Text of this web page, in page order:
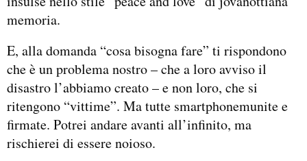
memoria.
E, alla domanda “cosa bisogna fare” ti rispondono
che è un problema nostro – che a loro avviso il
disastro l’abbiamo creato – e non loro, che si
ritengono “vittime”. Ma tutte smartphonemunite e
firmate. Potrei andare avanti all’infinito, ma
rischierei di essere noioso.